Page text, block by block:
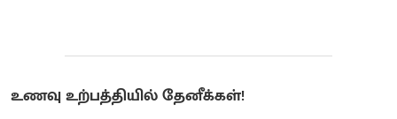
உணவு உற்பத்தியில் தேனீக்கள்!